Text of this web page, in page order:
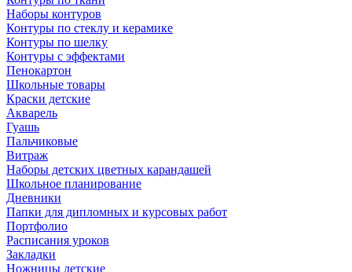
Наборы контуров
Контуры по стеклу и керамике
Контуры по шелку
Контуры с эффектами
Пенокартон
Школьные товары
Краски детские
Акварель
Гуашь
Пальчиковые
Витраж
Наборы детских цветных карандашей
Школьное планирование
Дневники
Папки для дипломных и курсовых работ
Портфолио
Расписания уроков
Закладки
Ножницы детские